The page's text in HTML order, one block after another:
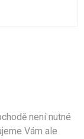
není nutné
Vám ale